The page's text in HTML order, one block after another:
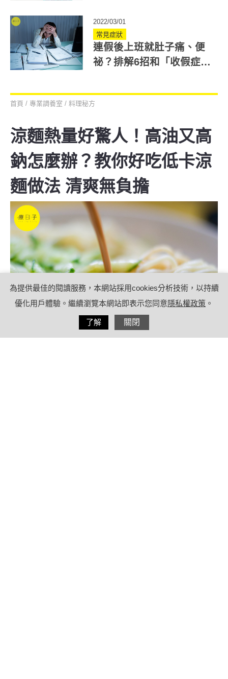
瀉！
2022/03/01
常見症狀
連假後上班就肚子痛、便
祕？排解6招和「收假症候
首頁 / 專業調養室 / 料理秘方
涼麵熱量好驚人！高油又高
鈉怎麼辦？教你好吃低卡涼
麵做法 清爽無負擔
為提供最佳的閱讀服務，本網站採用cookies分析技術，以持續
優化用戶體驗。繼續瀏覽本網站即表示您同意隱私權政策 。
了解 關閉